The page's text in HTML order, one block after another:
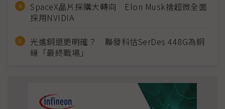
SpaceX晶片採購大轉向 Elon Musk捨超微全面
採用NVIDIA
光進銅退更明確？ 聯發科估SerDes 448G為銅
線「最終戰場」